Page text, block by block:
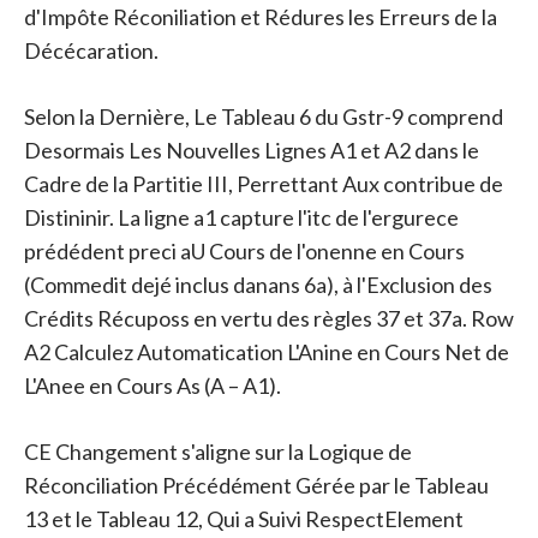
d'Impôte Réconiliation et Rédures les Erreurs de la
Décécaration.
Selon la Dernière, Le Tableau 6 du Gstr-9 comprend
Desormais Les Nouvelles Lignes A1 et A2 dans le
Cadre de la Partitie III, Perrettant Aux contribue de
Distininir. La ligne a1 capture l'itc de l'ergurece
prédédent preci aU Cours de l'onenne en Cours
(Commedit dejé inclus danans 6a), à l'Exclusion des
Crédits Récuposs en vertu des règles 37 et 37a. Row
A2 Calculez Automatication L'Anine en Cours Net de
L'Anee en Cours As (A – A1).
CE Changement s'aligne sur la Logique de
Réconciliation Précédément Gérée par le Tableau
13 et le Tableau 12, Qui a Suivi RespectElement